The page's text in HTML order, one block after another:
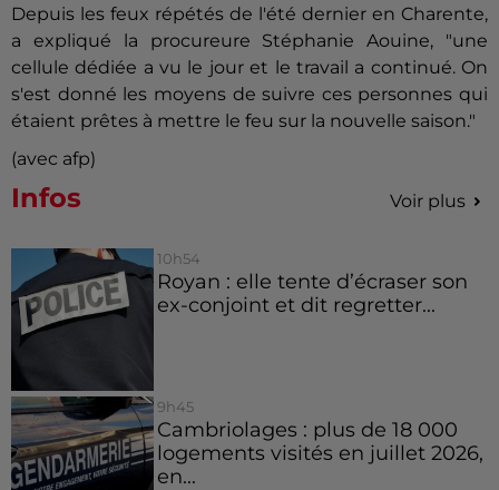
Depuis les feux répétés de l'été dernier en Charente,
a expliqué la procureure Stéphanie Aouine, "une
cellule dédiée a vu le jour et le travail a continué. On
s'est donné les moyens de suivre ces personnes qui
étaient prêtes à mettre le feu sur la nouvelle saison."
(avec afp)
Infos Voir plus
10h54
Royan : elle tente d’écraser son
ex-conjoint et dit regretter...
9h45
Cambriolages : plus de 18 000
logements visités en juillet 2026,
en...